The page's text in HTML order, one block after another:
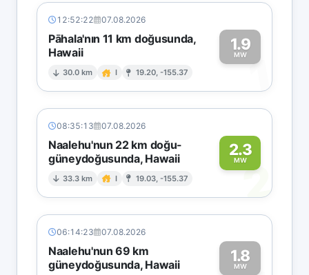
12:52:22 07.08.2026
Pāhala'nın 11 km doğusunda,
Hawaii
30.0 km I 19.20, -155.37
1.9
MW1
08:35:13 07.08.2026
Naalehu'nun 22 km doğu-
güneydoğusunda, Hawaii
33.3 km I 19.03, -155.37
2.3
MW2
06:14:23 07.08.2026
Naalehu'nun 69 km
güneydoğusunda, Hawaii
1.8
MW